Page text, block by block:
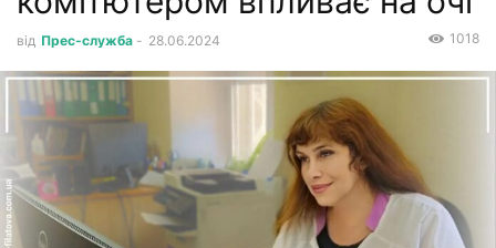
від Прес-служба - 28.06.2024 1018